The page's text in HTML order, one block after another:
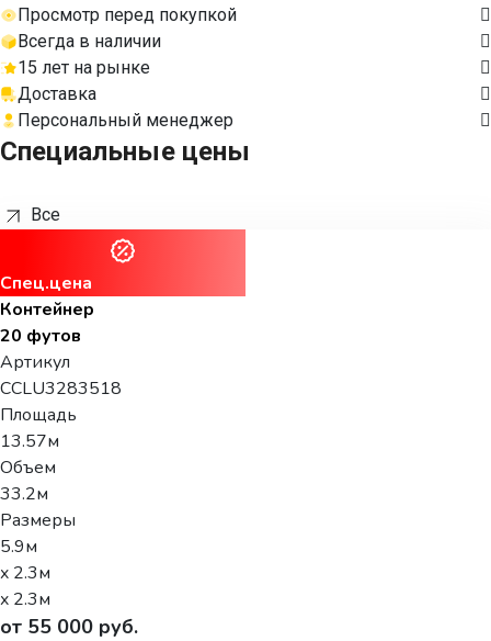
Просмотр перед покупкой
Всегда в наличии
15 лет на рынке
Доставка
Персональный менеджер
Специальные цены
Все
Спец.цена
Контейнер
20 футов
Артикул
CCLU3283518
Площадь
13.57м
Объем
33.2м
Размеры
5.9м
x 2.3м
x 2.3м
от 55 000 руб.